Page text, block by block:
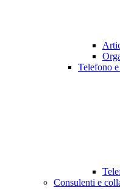
Telefono
Consulenti e